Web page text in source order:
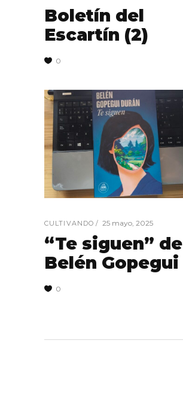
Boletín del
Escartín (2)
0
CULTIVANDO 25 mayo, 2025
“Te siguen” de
Belén Gopegui
0